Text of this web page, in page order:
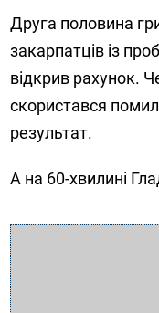
Друга половина
закарпатців із
відкрив рахунок.
скористався
результат.
А на 60-хвилині